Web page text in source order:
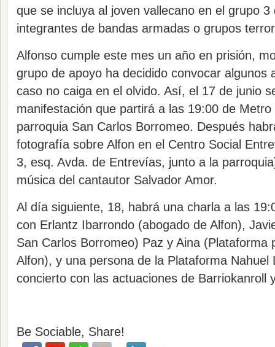
que se incluya al joven vallecano en el grupo
integrantes de bandas armadas o grupos
Alfonso cumple este mes un año en prisión,
grupo de apoyo ha decidido convocar algunos
caso no caiga en el olvido. Así, el 17 de junio
manifestación que partirá a las 19:00 de
parroquia San Carlos Borromeo. Después
fotografía sobre Alfon en el Centro Social
3, esq. Avda. de Entrevías, junto a la
música del cantautor Salvador Amor.
Al día siguiente, 18, habrá una charla a las
con Erlantz Ibarrondo (abogado de Alfon),
San Carlos Borromeo) Paz y Aina (Plataforma
Alfon), y una persona de la Plataforma Nahuel
concierto con las actuaciones de Barriokanroll
Be Sociable, Share!